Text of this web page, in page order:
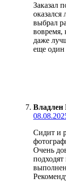
Заказал
оказался
выбрал
вовремя,
даже
еще один
Сидит и
Очень